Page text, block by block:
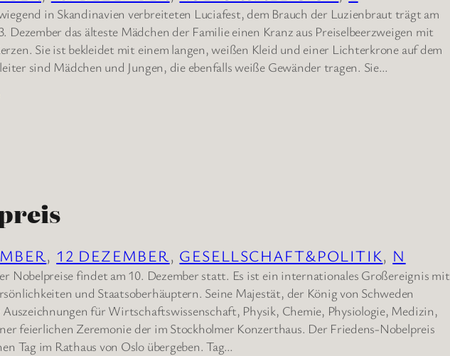
in Skandinavien verbreiteten Luciafest, dem Brauch der Luzienbraut trägt am
Dezember das älteste Mädchen der Familie einen Kranz aus Preiselbeerzweigen mit
Sie ist bekleidet mit einem langen, weißen Kleid und einer Lichterkrone auf dem
sind Mädchen und Jungen, die ebenfalls weiße Gewänder tragen. Sie…
, 12 DEZEMBER, GESELLSCHAFT&POLITIK, N
Nobelpreise findet am 10. Dezember statt. Es ist ein internationales Großereignis mit
und Staatsoberhäuptern. Seine Majestät, der König von Schweden
Auszeichnungen für Wirtschaftswissenschaft, Physik, Chemie, Physiologie, Medizin,
feierlichen Zeremonie der im Stockholmer Konzerthaus. Der Friedens-Nobelpreis
Tag im Rathaus von Oslo übergeben. Tag…